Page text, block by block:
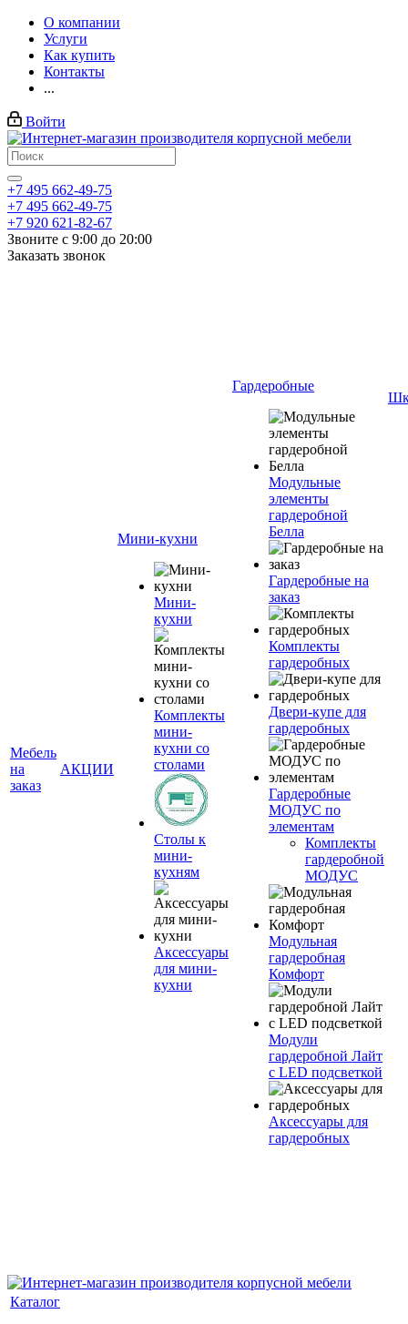
О компании
Услуги
Как купить
Контакты
...
Войти
+7 495 662-49-75
+7 495 662-49-75
+7 920 621-82-67
Звоните с 9:00 до 20:00
Заказать звонок
Мебель
на
заказ
АКЦИИ
Мини-кухни
Мини-
кухни
Комплекты
мини-
кухни со
столами
Столы к
мини-
кухням
Аксессуары
для мини-
кухни
Гардеробные
Модульные
элементы
гардеробной
Белла
Гардеробные на
заказ
Комплекты
гардеробных
Двери-купе для
гардеробных
Гардеробные
МОДУС по
элементам
Комплекты
гардеробной
МОДУС
Модульная
гардеробная
Комфорт
Модули
гардеробной Лайт
с LED подсветкой
Аксессуары для
гардеробных
Каталог